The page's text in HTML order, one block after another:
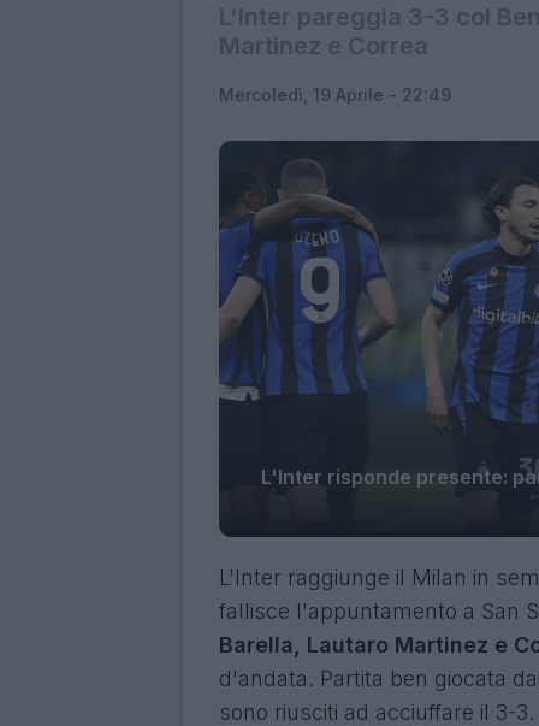
L'Inter pareggia 3-3 col
Martinez e Correa
Mercoledì, 19 Aprile - 22:49
L'Inter risponde presente:
L'Inter raggiunge il Milan in
fallisce l'appuntamento a San
Barella, Lautaro Martinez e
d'andata. Partita ben giocata
sono riusciti ad acciuffare il 3-3.